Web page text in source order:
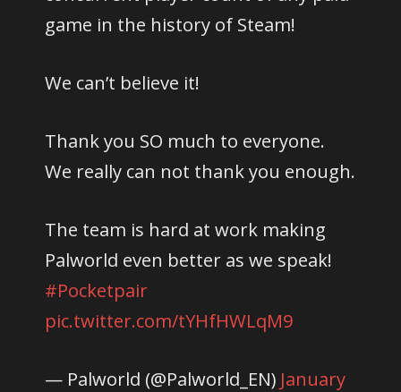
game in the history of Steam!
We can’t believe it!
Thank you SO much to everyone.
We really can not thank you enough.
The team is hard at work making
Palworld even better as we speak!
#Pocketpair
pic.twitter.com/tYHfHWLqM9
— Palworld (@Palworld_EN) January